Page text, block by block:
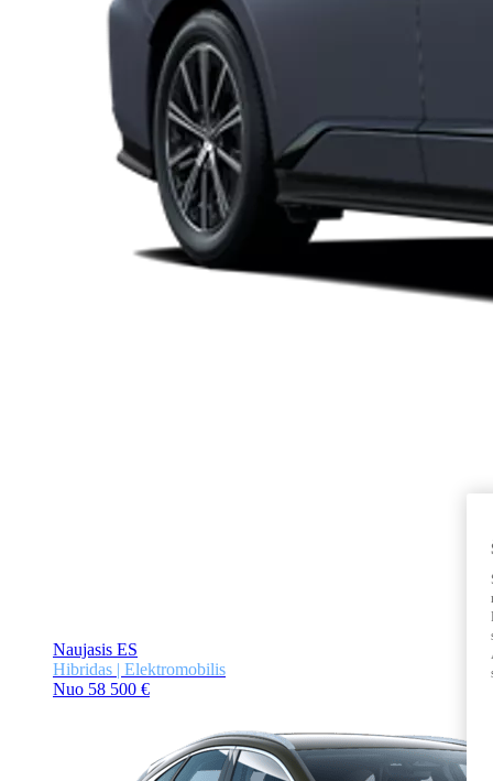
Naujasis ES
Hibridas | Elektromobilis
Nuo 58 500 €